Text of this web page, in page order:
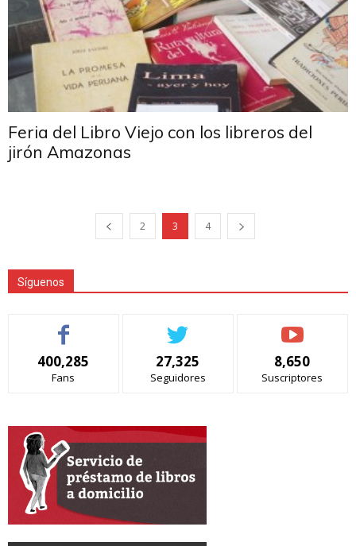
Feria del Libro Viejo con los libreros del
jirón Amazonas
2 3 4
Síguenos
400,285
Fans
27,325
Seguidores
8,650
Suscriptores